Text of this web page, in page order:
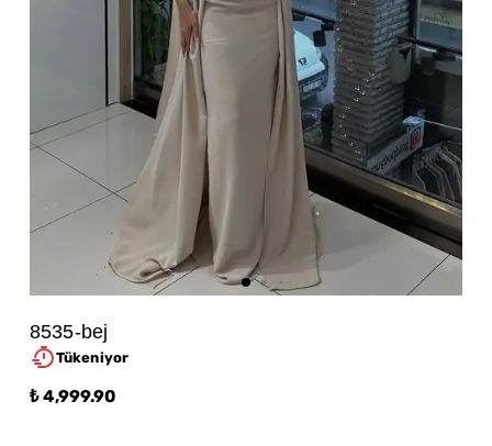
8535-bej
Tükeniyor
₺ 4,999.90